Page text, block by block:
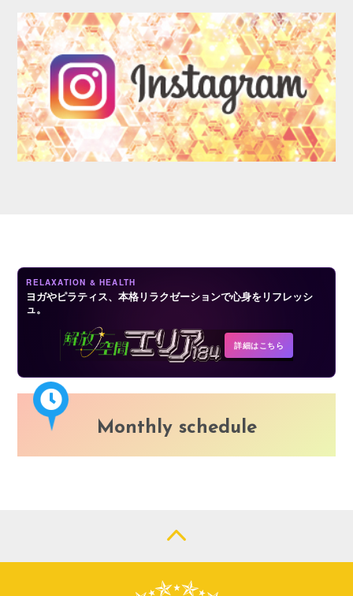
RELAXATION & HEALTH
ヨガやピラティス、本格リラクゼーションで心身をリフレッシ
ュ。
詳細はこちら
Monthly schedule